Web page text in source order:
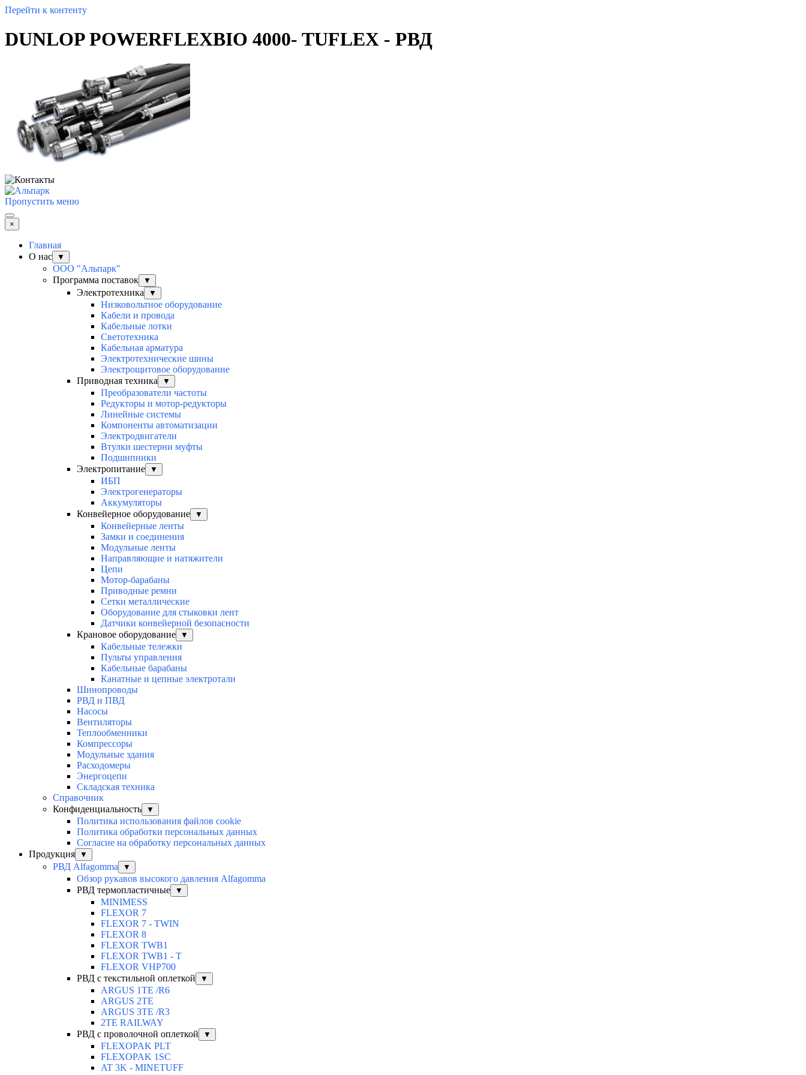
Перейти к контенту
DUNLOP POWERFLEXBIO 4000- TUFLEX - РВД
Пропустить меню
×
Главная
О нас
▼
ООО "Альпарк"
Программа поставок
▼
Электротехника ▼
Низковольтное оборудование
Кабели и провода
Кабельные лотки
Светотехника
Кабельная арматура
Электротехнические шины
Электрощитовое оборудование
Приводная техника
▼
Преобразователи частоты
Редукторы и мотор-редукторы
Линейные системы
Компоненты автоматизации
Электродвигатели
Втулки шестерни муфты
Подшипники
Электропитание
▼
ИБП
Электрогенераторы
Аккумуляторы
Конвейерное оборудование
▼
Конвейерные ленты
Замки и соединения
Модульные ленты
Направляющие и натяжители
Цепи
Мотор-барабаны
Приводные ремни
Сетки металлические
Оборудование для стыковки лент
Датчики конвейерной безопасности
Крановое оборудование
▼
Кабельные тележки
Пульты управления
Кабельные барабаны
Канатные и цепные электротали
Шинопроводы
РВД и ПВД
Насосы
Вентиляторы
Теплообменники
Компрессоры
Модульные здания
Расходомеры
Энергоцепи
Складская техника
Справочник
Конфиденциальность
▼
Политика использования файлов cookie
Политика обработки персональных данных
Согласие на обработку персональных данных
Продукция
▼
РВД Alfagomma ▼
Обзор рукавов высокого давления Alfagomma
РВД термопластичные
▼
MINIMESS
FLEXOR 7
FLEXOR 7 - TWIN
FLEXOR 8
FLEXOR TWB1
FLEXOR TWB1 - T
FLEXOR VHP700
РВД с текстильной оплеткой
▼
ARGUS 1TE /R6
ARGUS 2TЕ
ARGUS 3TE /R3
2TE RAILWAY
РВД с проволочной оплеткой
▼
FLEXOPAK PLT
FLEXOPAK 1SС
AT 3K - MINETUFF